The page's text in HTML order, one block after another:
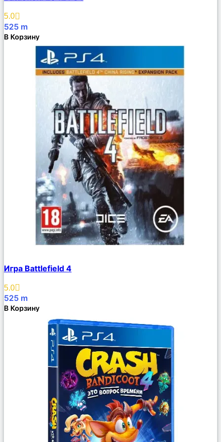
Избранное
5.0
525 m
В Корзину
Описание
Избранное
Игра Battlefield 4
5.0
525 m
В Корзину